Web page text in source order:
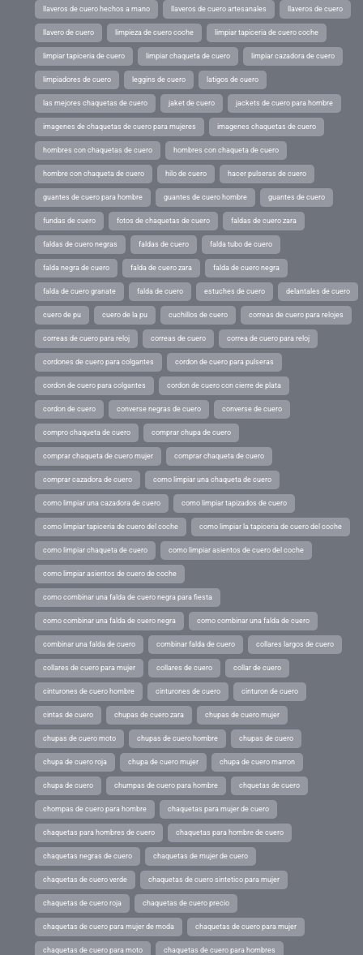
llaveros de cuero hechos a mano llaveros de cuero artesanales llaveros de cuero
llavero de cuero limpieza de cuero coche limpiar tapiceria de cuero coche
limpiar tapiceria de cuero limpiar chaqueta de cuero limpiar cazadora de cuero
limpiadores de cuero leggins de cuero latigos de cuero
las mejores chaquetas de cuero jaket de cuero jackets de cuero para hombre
imagenes de chaquetas de cuero para mujeres imagenes chaquetas de cuero
hombres con chaquetas de cuero hombres con chaqueta de cuero
hombre con chaqueta de cuero hilo de cuero hacer pulseras de cuero
guantes de cuero para hombre guantes de cuero hombre guantes de cuero
fundas de cuero fotos de chaquetas de cuero faldas de cuero zara
faldas de cuero negras faldas de cuero falda tubo de cuero
falda negra de cuero falda de cuero zara falda de cuero negra
falda de cuero granate falda de cuero estuches de cuero delantales de cuero
cuero de pu cuero de la pu cuchillos de cuero correas de cuero para relojes
correas de cuero para reloj correas de cuero correa de cuero para reloj
cordones de cuero para colgantes cordon de cuero para pulseras
cordon de cuero para colgantes cordon de cuero con cierre de plata
cordon de cuero converse negras de cuero converse de cuero
compro chaqueta de cuero comprar chupa de cuero
comprar chaqueta de cuero mujer comprar chaqueta de cuero
comprar cazadora de cuero como limpiar una chaqueta de cuero
como limpiar una cazadora de cuero como limpiar tapizados de cuero
como limpiar tapiceria de cuero del coche como limpiar la tapiceria de cuero del coche
como limpiar chaqueta de cuero como limpiar asientos de cuero del coche
como limpiar asientos de cuero de coche
como combinar una falda de cuero negra para fiesta
como combinar una falda de cuero negra como combinar una falda de cuero
combinar una falda de cuero combinar falda de cuero collares largos de cuero
collares de cuero para mujer collares de cuero collar de cuero
cinturones de cuero hombre cinturones de cuero cinturon de cuero
cintas de cuero chupas de cuero zara chupas de cuero mujer
chupas de cuero moto chupas de cuero hombre chupas de cuero
chupa de cuero roja chupa de cuero mujer chupa de cuero marron
chupa de cuero chumpas de cuero para hombre chquetas de cuero
chompas de cuero para hombre chaquetas para mujer de cuero
chaquetas para hombres de cuero chaquetas para hombre de cuero
chaquetas negras de cuero chaquetas de mujer de cuero
chaquetas de cuero verde chaquetas de cuero sintetico para mujer
chaquetas de cuero roja chaquetas de cuero precio
chaquetas de cuero para mujer de moda chaquetas de cuero para mujer
chaquetas de cuero para moto chaquetas de cuero para hombres